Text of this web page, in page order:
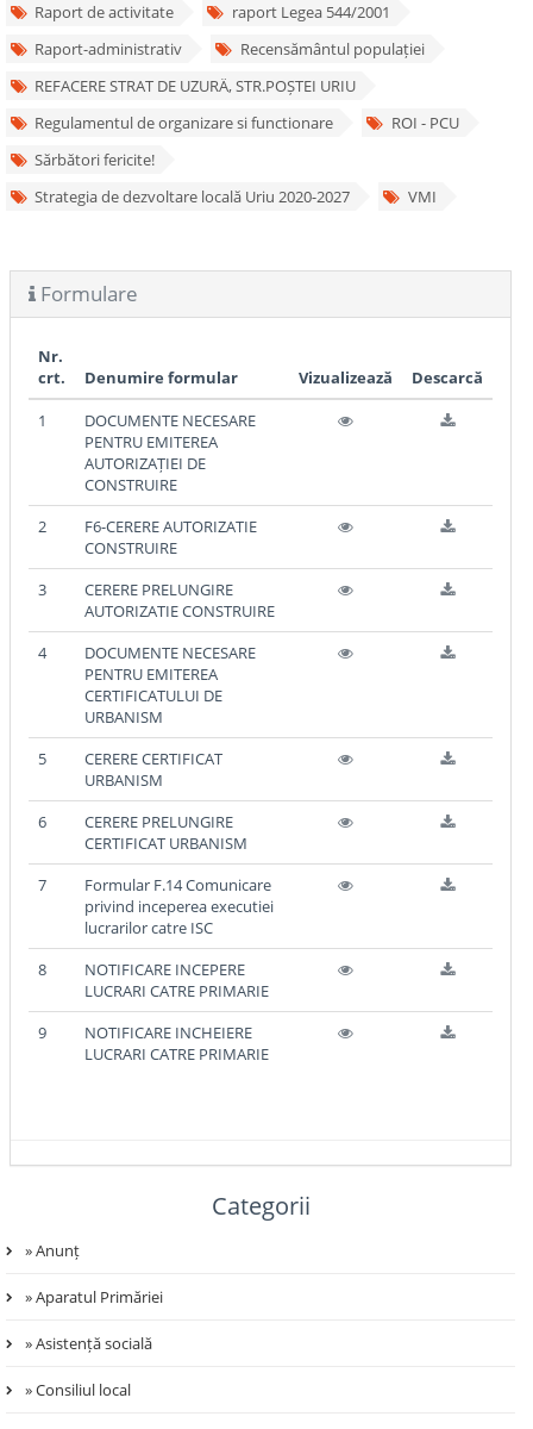
Raport de activitate
raport Legea 544/2001
Raport-administrativ
Recensământul populației
REFACERE STRAT DE UZURÄ‚ STR.POȘTEI URIU
Regulamentul de organizare si functionare
ROI - PCU
Sărbători fericite!
Strategia de dezvoltare locală Uriu 2020-2027
VMI
Formulare
Nr.
crt.
Denumire formular Vizualizează
Descarcă
1
DOCUMENTE NECESARE
PENTRU EMITEREA
AUTORIZAȚIEI DE
CONSTRUIRE
2
F6-CERERE AUTORIZATIE
CONSTRUIRE
3
CERERE PRELUNGIRE
AUTORIZATIE CONSTRUIRE
4
DOCUMENTE NECESARE
PENTRU EMITEREA
CERTIFICATULUI DE
URBANISM
5
CERERE CERTIFICAT
URBANISM
6
CERERE PRELUNGIRE
CERTIFICAT URBANISM
7
Formular F.14 Comunicare
privind inceperea executiei
lucrarilor catre ISC
8
NOTIFICARE INCEPERE
LUCRARI CATRE PRIMARIE
9
NOTIFICARE INCHEIERE
LUCRARI CATRE PRIMARIE
Categorii
» Anunț
» Aparatul Primăriei
» Asistență socială
» Consiliul local